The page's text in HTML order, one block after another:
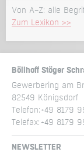
2D Ansicht
3D Viewer
3D Step file
Serie
2D Ansicht
Serie
Serie
Von A–Z: alle
Zum Lexikon >>
Böllhoff Stöger
Gewerbering am
82549 Königsdorf
Telefon:+49 8179
Telefax:+49 8179
NEWSLETTER